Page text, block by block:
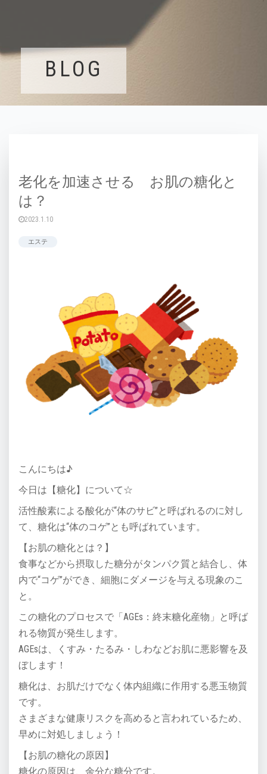
BLOG
老化を加速させる お肌の糖化と
は？
2023.1.10
エステ
こんにちは♪
今日は【糖化】について☆
活性酸素による酸化が“体のサビ”と呼ばれるのに対し
て、糖化は“体のコゲ”とも呼ばれています。
【お肌の糖化とは？】
食事などから摂取した糖分がタンパク質と結合し、体
内で“コゲ”ができ、細胞にダメージを与える現象のこ
と。
この糖化のプロセスで「AGEs：終末糖化産物」と呼ば
れる物質が発生します。
AGEsは、くすみ・たるみ・しわなどお肌に悪影響を及
ぼします！
糖化は、お肌だけでなく体内組織に作用する悪玉物質
です。
さまざまな健康リスクを高めると言われているため、
早めに対処しましょう！
【お肌の糖化の原因】
糖化の原因は、余分な糖分です。